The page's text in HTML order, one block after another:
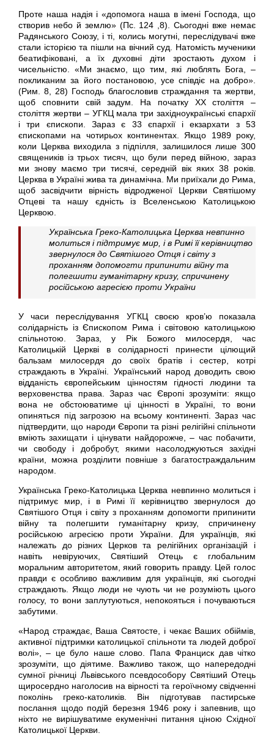
Проте наша надія і «допомога наша в імені Господа, що
створив небо й землю» (Пс. 124 ,8). Сьогодні вже немає
Радянського Союзу, і ті, колись могутні, переслідувачі вже
стали історією та пішли на вічний суд. Натомість мученики
беатифіковані, а їх духовні діти зростають духом і
чисельністю. «Ми знаємо, що тим, які люблять Бога, –
покликаним за його постановою, усе співдіє на добро».
(Рим. 8, 28) Господь благословив страждання та жертви,
щоб сповнити свій задум. На початку ХХ століття –
століття жертви – УГКЦ мала три західноукраїнські єпархії
і три єпископи. Зараз є 33 єпархії і екзархати з 53
єпископами на чотирьох континентах. Якщо 1989 року,
коли Церква виходила з підпілля, залишилося лише 300
священиків із трьох тисяч, що були перед війною, зараз
ми знову маємо три тисячі, середній вік яких 38 років.
Церква в Україні жива та динамічна. Ми приїхали до Рима,
щоб засвідчити вірність відродженої Церкви Святішому
Отцеві та нашу єдність із Вселенською Католицькою
Церквою.
Українська Греко-Католицька Церква невпинно
молиться і підтримує мир, і в Римі її керівництво
звернулося до Святішого Отця і світу з
проханням допомогти припинити війну та
полегшити гуманітарну кризу, спричинену
російською агресією проти України
У часи переслідування УГКЦ своєю кров’ю показала
солідарність із Єпископом Рима і світовою католицькою
спільнотою. Зараз, у Рік Божого милосердя, час
Католицькій Церкві в солідарності принести цілющий
бальзам милосердя до своїх братів і сестер, котрі
страждають в Україні. Український народ доводить свою
відданість європейським цінностям гідності людини та
верховенства права. Зараз час Європі зрозуміти: якщо
вона не обстоюватиме ці цінності в Україні, то вони
опиняться під загрозою на всьому континенті. Зараз час
підтвердити, що народи Європи та різні релігійні спільноти
вміють захищати і цінувати найдорожче, – час побачити,
чи свободу і добробут, якими насолоджуються західні
країни, можна розділити повніше з багатостраждальним
народом.
Українська Греко-Католицька Церква невпинно молиться і
підтримує мир, і в Римі її керівництво звернулося до
Святішого Отця і світу з проханням допомогти припинити
війну та полегшити гуманітарну кризу, спричинену
російською агресією проти України. Для українців, які
належать до різних Церков та релігійних організацій і
навіть невіруючих, Святіший Отець є глобальним
моральним авторитетом, який говорить правду. Цей голос
правди є особливо важливим для українців, які сьогодні
страждають. Якщо люди не чують чи не розуміють цього
голосу, то вони заплутуються, непокояться і почуваються
забутими.
«Народ страждає, Ваша Святосте, і чекає Ваших обіймів,
активної підтримки католицької спільноти та людей доброї
волі», – це було наше слово. Папа Франциск дав чітко
зрозуміти, що діятиме. Важливо також, що напередодні
сумної річниці Львівського псевдособору Святіший Отець
щиросердно наголосив на вірності та героїчному свідченні
поколінь греко-католиків. Він підготував пастирське
послання щодо подій березня 1946 року і запевнив, що
ніхто не вирішуватиме екуменічні питання ціною Східної
Католицької Церкви.